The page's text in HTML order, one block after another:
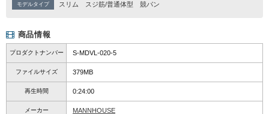
モデルタイプ スリム スジ筋/普通体型 競パン
商品情報
プロダクトナンバー S-MDVL-020-5
ファイルサイズ 379MB
再生時間 0:24:00
メーカー MANNHOUSE